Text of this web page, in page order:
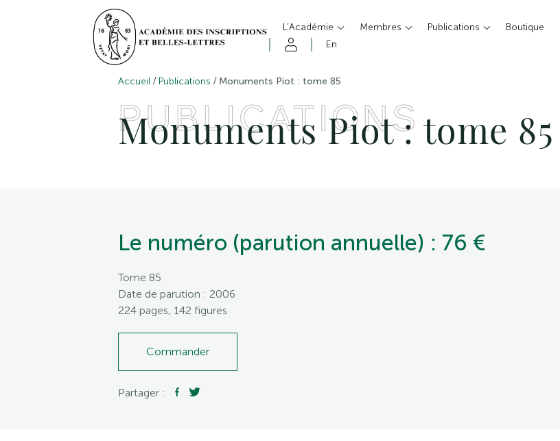
L’Académie Membres Publications Boutique
En
Accueil / Publications / Monuments Piot : tome 85
PUBLICATIONS
Monuments Piot : tome 85
Le numéro (parution annuelle) : 76 €
Tome 85
Date de parution : 2006
224 pages, 142 figures
Commander
Partager :